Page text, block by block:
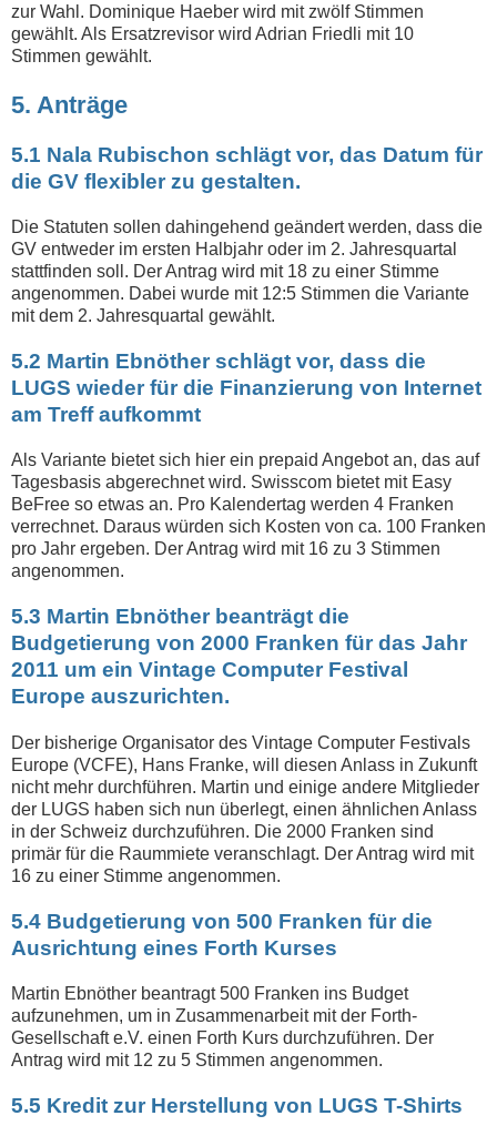
zur Wahl. Dominique Haeber wird mit zwölf Stimmen
gewählt. Als Ersatzrevisor wird Adrian Friedli mit 10
Stimmen gewählt.
5. Anträge
5.1 Nala Rubischon schlägt vor, das Datum für
die GV flexibler zu gestalten.
Die Statuten sollen dahingehend geändert werden, dass die
GV entweder im ersten Halbjahr oder im 2. Jahresquartal
stattfinden soll. Der Antrag wird mit 18 zu einer Stimme
angenommen. Dabei wurde mit 12:5 Stimmen die Variante
mit dem 2. Jahresquartal gewählt.
5.2 Martin Ebnöther schlägt vor, dass die
LUGS wieder für die Finanzierung von Internet
am Treff aufkommt
Als Variante bietet sich hier ein prepaid Angebot an, das auf
Tagesbasis abgerechnet wird. Swisscom bietet mit Easy
BeFree so etwas an. Pro Kalendertag werden 4 Franken
verrechnet. Daraus würden sich Kosten von ca. 100 Franken
pro Jahr ergeben. Der Antrag wird mit 16 zu 3 Stimmen
angenommen.
5.3 Martin Ebnöther beanträgt die
Budgetierung von 2000 Franken für das Jahr
2011 um ein Vintage Computer Festival
Europe auszurichten.
Der bisherige Organisator des Vintage Computer Festivals
Europe (VCFE), Hans Franke, will diesen Anlass in Zukunft
nicht mehr durchführen. Martin und einige andere Mitglieder
der LUGS haben sich nun überlegt, einen ähnlichen Anlass
in der Schweiz durchzuführen. Die 2000 Franken sind
primär für die Raummiete veranschlagt. Der Antrag wird mit
16 zu einer Stimme angenommen.
5.4 Budgetierung von 500 Franken für die
Ausrichtung eines Forth Kurses
Martin Ebnöther beantragt 500 Franken ins Budget
aufzunehmen, um in Zusammenarbeit mit der Forth-
Gesellschaft e.V. einen Forth Kurs durchzuführen. Der
Antrag wird mit 12 zu 5 Stimmen angenommen.
5.5 Kredit zur Herstellung von LUGS T-Shirts